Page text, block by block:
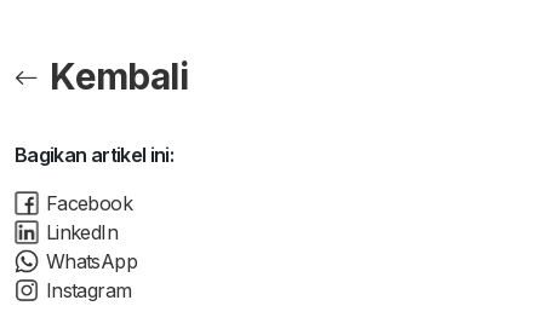
Kembali
Bagikan artikel ini:
Facebook
LinkedIn
WhatsApp
Instagram